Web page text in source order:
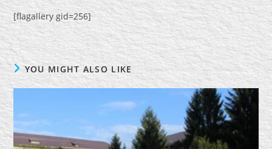
[flagallery gid=256]
YOU MIGHT ALSO LIKE